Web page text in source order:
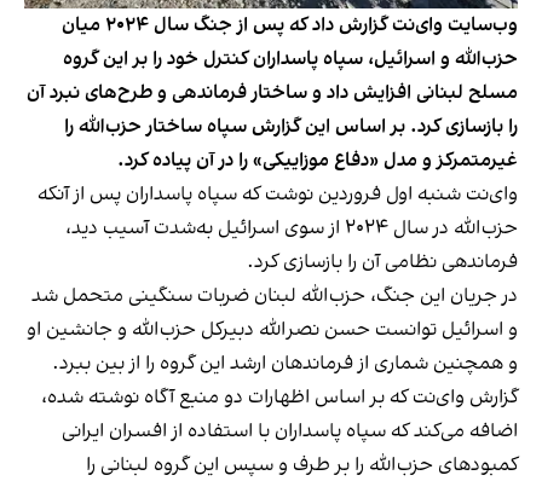
وب‌سایت وای‌نت گزارش داد که پس از جنگ سال ۲۰۲۴ میان
حزب‌الله و اسرائیل، سپاه پاسداران کنترل خود را بر این گروه
مسلح لبنانی افزایش داد و ساختار فرماندهی و طرح‌های نبرد آن
را بازسازی کرد. بر اساس این گزارش سپاه ساختار حزب‌الله را
غیرمتمرکز و مدل «دفاع موزاییکی» را در آن پیاده کرد.
وای‌نت شنبه اول فروردین نوشت که سپاه پاسداران پس از آنکه
حزب‌الله در سال ۲۰۲۴ از سوی اسرائیل به‌شدت آسیب دید،
فرماندهی نظامی آن را بازسازی کرد.
در جریان این جنگ، حزب‌الله لبنان ضربات سنگینی متحمل شد
و اسرائیل توانست حسن نصرالله دبیرکل حزب‌الله و جانشین او
و همچنین شماری از فرماندهان ارشد این گروه را از بین ببرد.
گزارش وای‌نت که بر اساس اظهارات دو منبع آگاه نوشته شده،
اضافه می‌کند که سپاه پاسداران با استفاده از افسران ایرانی
کمبودهای حزب‌الله را بر طرف و سپس این گروه لبنانی را